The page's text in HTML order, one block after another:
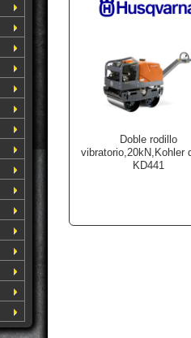
Doble rodillo
vibratorio,20kN,Kohler
KD441